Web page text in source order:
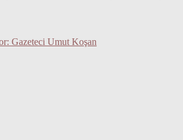
Gazeteci Umut Koşan